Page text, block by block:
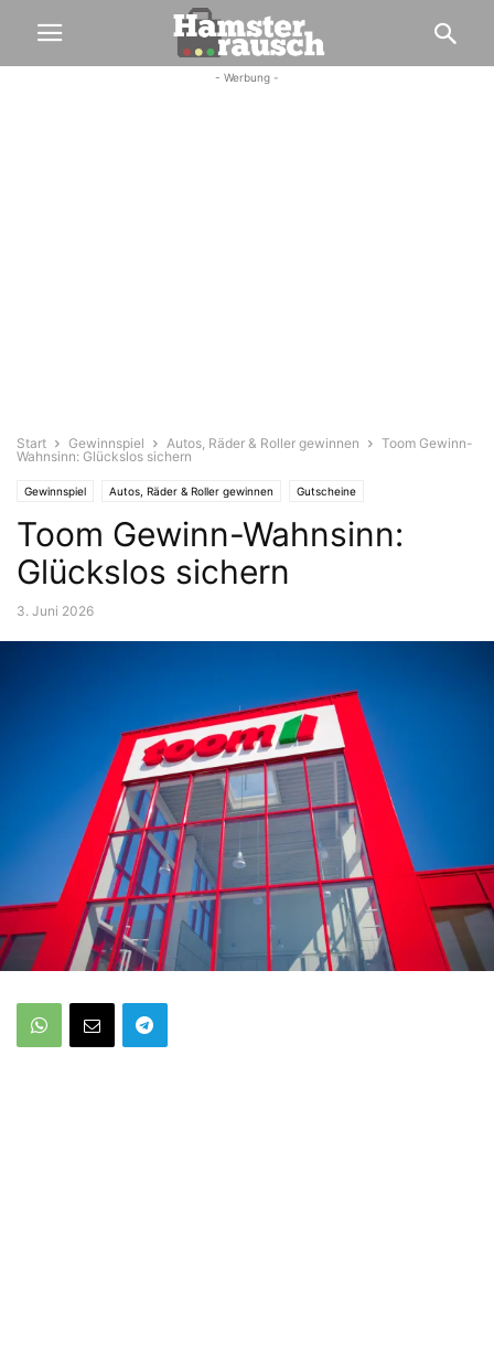
- Werbung -
Start Gewinnspiel Autos, Räder & Roller gewinnen
Toom Gewinn-
Wahnsinn: Glückslos sichern
Gewinnspiel Autos, Räder & Roller gewinnen Gutscheine
Technik & Elektronik gewinnen
Toom Gewinn-Wahnsinn:
Glückslos sichern
3. Juni 2026